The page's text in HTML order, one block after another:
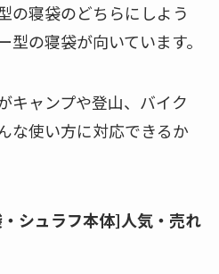
の寝袋のどちらにしよう
の寝袋が向いています。
キャンプや登山、バイク
な使い方に対応できるか
シュラフ本体]人気・売れ